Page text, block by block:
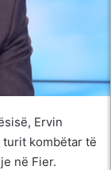
Ervin
kombëtar të
në Fier.